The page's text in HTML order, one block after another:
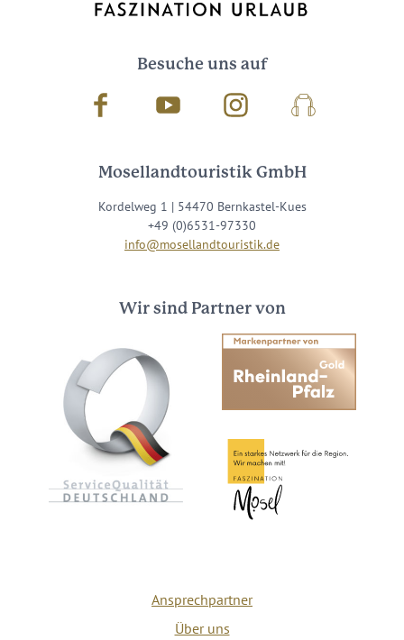
Besuche uns auf
Facebook Youtube InstagramPodcast
Mosellandtouristik GmbH
Kordelweg 1 | 54470 Bernkastel-Kues
+49 (0)6531-97330
info@mosellandtouristik.de
Wir sind Partner von
Ansprechpartner
Über uns